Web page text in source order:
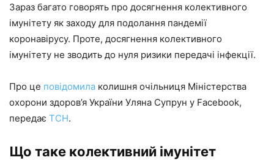
Зараз багато говорять про досягнення колективного
імунітету як заходу для подолання пандемії
коронавірусу. Проте, досягнення колективного
імунітету не зводить до нуля ризики передачі інфекції.
Про це повідомила колишня очільниця Міністерства
охорони здоров’я України Уляна Супрун у Facebook,
передає ТСН.
Що таке колективний імунітет